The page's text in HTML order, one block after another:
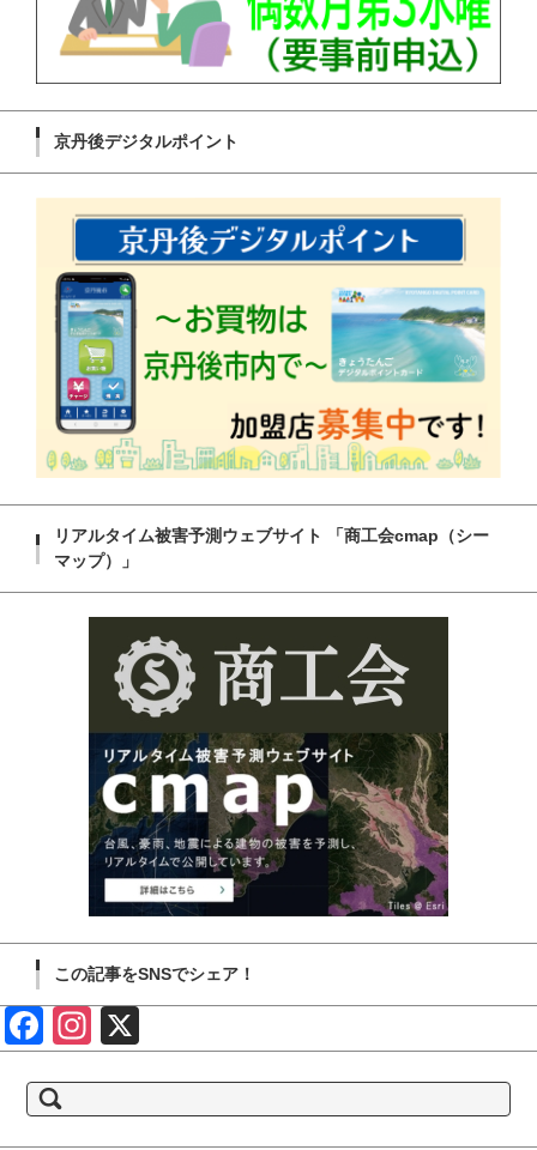
京丹後デジタルポイント
リアルタイム被害予測ウェブサイト 「商工会cmap（シー
マップ）」
この記事をSNSでシェア！
Face Insta
索: